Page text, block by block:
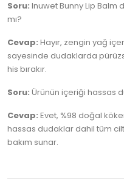
Soru: Inuwet Bunny Lip Balm
mı?
Cevap: Hayır, zengin yağ
sayesinde dudaklarda
his bırakır.
Soru: Ürünün içeriği hassas
Cevap: Evet, %98 doğal
hassas dudaklar dahil tüm
bakım sunar.